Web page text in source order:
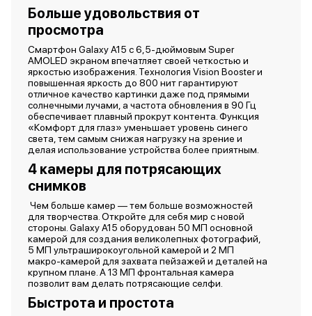
Больше удовольствия от
просмотра
Смартфон Galaxy A15 с 6,5-дюймовым Super
AMOLED экраном впечатляет своей четкостью и
яркостью изображения. Технология Vision Booster и
повышенная яркость до 800 нит гарантируют
отличное качество картинки даже под прямыми
солнечными лучами, а частота обновления в 90 Гц
обеспечивает плавный прокрут контента. Функция
«Комфорт для глаз» уменьшает уровень синего
света, тем самым снижая нагрузку на зрение и
делая использование устройства более приятным.
4 камеры для потрясающих
снимков
Чем больше камер — тем больше возможностей
для творчества. Откройте для себя мир с новой
стороны. Galaxy A15 оборудован 50 МП основной
камерой для создания великолепных фотографий,
5 МП ультраширокоугольной камерой и 2 МП
макро-камерой для захвата пейзажей и деталей на
крупном плане. А 13 МП фронтальная камера
позволит вам делать потрясающие селфи.
Быстрота и простота